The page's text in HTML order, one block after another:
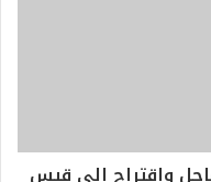
واقتراح الى قيس